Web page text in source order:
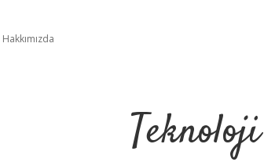
Hakkımızda